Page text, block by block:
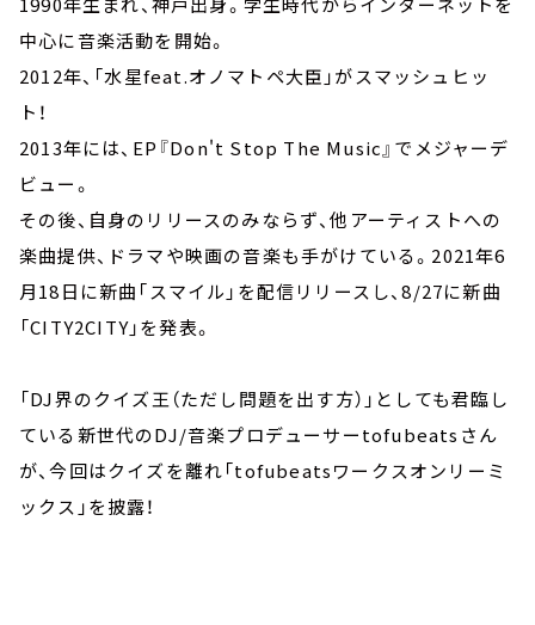
中心に音楽活動を開始。
2012年、「水星feat.オノマトペ大臣」がスマッシュヒッ
ト！
2013年には、EP『Don't Stop The Music』でメジャーデ
ビュー。
その後、自身のリリースのみならず、他アーティストへの
楽曲提供、ドラマや映画の音楽も手がけている。2021年6
月18日に新曲「スマイル」を配信リリースし、8/27に新曲
「CITY2CITY」を発表。
「DJ界のクイズ王（ただし問題を出す方）」としても君臨し
ている新世代のDJ/音楽プロデューサーtofubeatsさん
が、今回はクイズを離れ「tofubeatsワークスオンリーミ
ックス」を披露！